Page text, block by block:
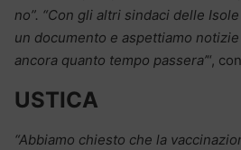
no”. “Con gli altri sindaci delle
un documento e aspettiamo
ancora quanto tempo passera’“,
USTICA
“Abbiamo chiesto che la